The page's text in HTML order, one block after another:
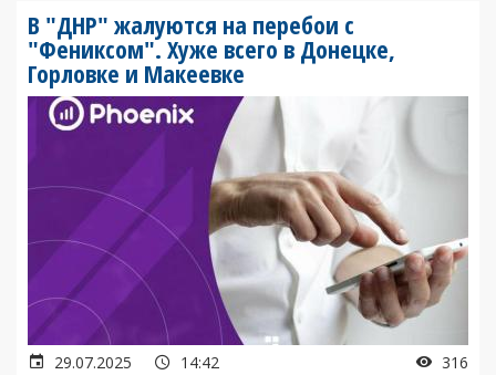
В "ДНР" жалуются на перебои с
"Фениксом". Хуже всего в Донецке,
Горловке и Макеевке
29.07.2025 14:42 316